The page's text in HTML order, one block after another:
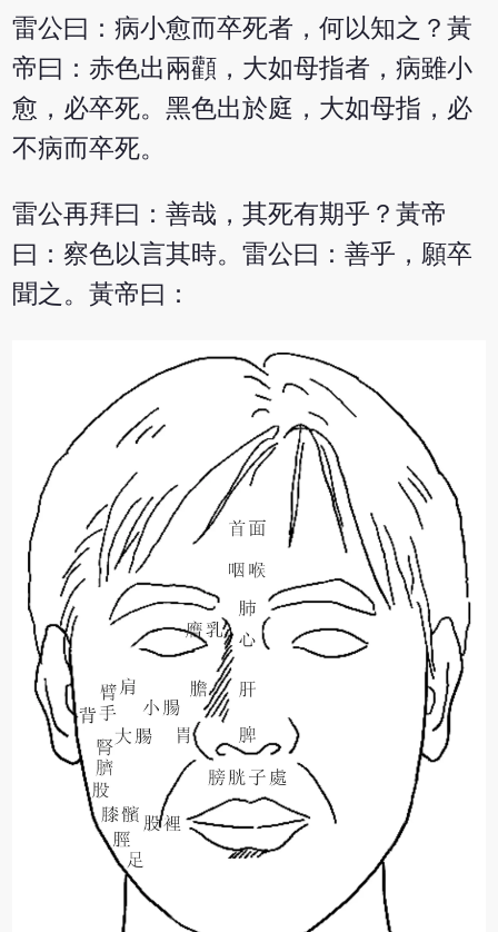
雷公曰：病小愈而卒死者，何以知之？黃
帝曰：赤色出兩顴，大如母指者，病雖小
愈，必卒死。黑色出於庭，大如母指，必
不病而卒死。
雷公再拜曰：善哉，其死有期乎？黃帝
曰：察色以言其時。雷公曰：善乎，願卒
聞之。黃帝曰：